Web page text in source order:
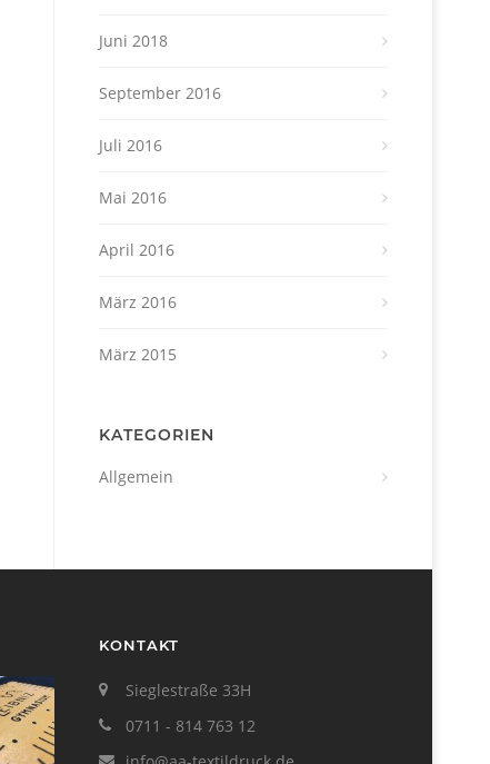
Juni 2018
September 2016
Juli 2016
Mai 2016
April 2016
März 2016
März 2015
KATEGORIEN
Allgemein
KONTAKT
Sieglestraße 33H
0711 - 814 763 12